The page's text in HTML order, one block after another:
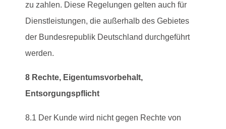
zu zahlen. Diese Regelungen gelten auch für
Dienstleistungen, die außerhalb des Gebietes
der Bundesrepublik Deutschland durchgeführt
werden.
8 Rechte, Eigentumsvorbehalt,
Entsorgungspflicht
8.1 Der Kunde wird nicht gegen Rechte von